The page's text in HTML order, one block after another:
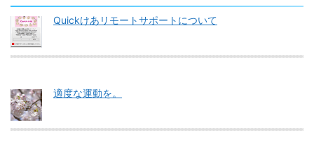
Quickけあリモートサポートについて
適度な運動を。